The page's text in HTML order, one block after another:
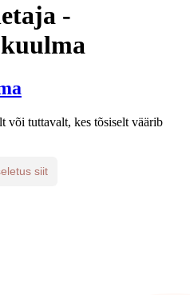
-
või tuttavalt, kes tõsiselt väärib
siit